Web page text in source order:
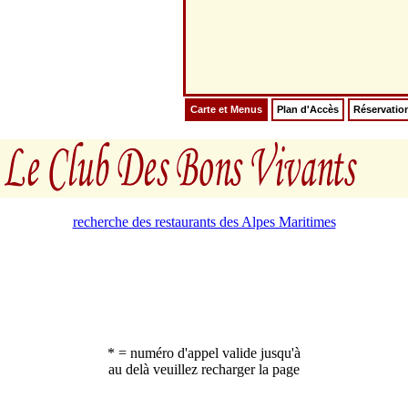
Carte et Menus Plan d'Accès
recherche des restaurants des Alpes Maritimes
* = numéro d'appel valide jusqu'à
au delà veuillez recharger la page